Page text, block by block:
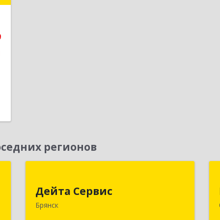
регионов
Дейта Сервис
Брянск
241035, Брянская обл, Брянск г,